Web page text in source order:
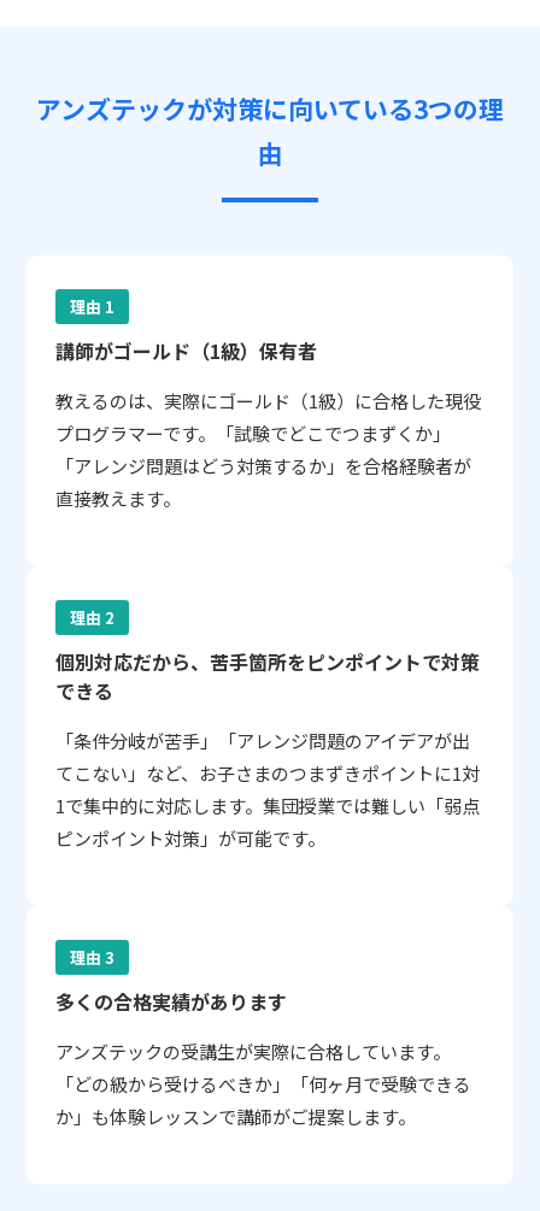
アンズテックが対策に向いている3つの理
由
理由 1
講師がゴールド（1級）保有者
教えるのは、実際にゴールド（1級）に合格した現役
プログラマーです。「試験でどこでつまずくか」
「アレンジ問題はどう対策するか」を合格経験者が
直接教えます。
理由 2
個別対応だから、苦手箇所をピンポイントで対策
できる
「条件分岐が苦手」「アレンジ問題のアイデアが出
てこない」など、お子さまのつまずきポイントに1対
1で集中的に対応します。集団授業では難しい「弱点
ピンポイント対策」が可能です。
理由 3
多くの合格実績があります
アンズテックの受講生が実際に合格しています。
「どの級から受けるべきか」「何ヶ月で受験できる
か」も体験レッスンで講師がご提案します。